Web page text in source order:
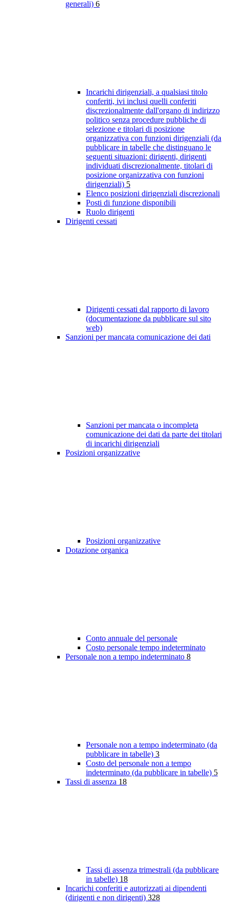
generali) 6
Incarichi dirigenziali, a qualsiasi titolo
conferiti, ivi inclusi quelli conferiti
discrezionalmente dall'organo di indirizzo
politico senza procedure pubbliche di
selezione e titolari di posizione
organizzativa con funzioni dirigenziali (da
pubblicare in tabelle che distinguano le
seguenti situazioni: dirigenti, dirigenti
individuati discrezionalmente, titolari di
posizione organizzativa con funzioni
dirigenziali) 5
Elenco posizioni dirigenziali discrezionali
Posti di funzione disponibili
Ruolo dirigenti
Dirigenti cessati
Dirigenti cessati dal rapporto di lavoro
(documentazione da pubblicare sul sito
web)
Sanzioni per mancata comunicazione dei dati
Sanzioni per mancata o incompleta
comunicazione dei dati da parte dei titolari
di incarichi dirigenziali
Posizioni organizzative
Posizioni organizzative
Dotazione organica
Conto annuale del personale
Costo personale tempo indeterminato
Personale non a tempo indeterminato 8
Personale non a tempo indeterminato (da
pubblicare in tabelle) 3
Costo del personale non a tempo
indeterminato (da pubblicare in tabelle) 5
Tassi di assenza 18
Tassi di assenza trimestrali (da pubblicare
in tabelle) 18
Incarichi conferiti e autorizzati ai dipendenti
(dirigenti e non dirigenti) 328